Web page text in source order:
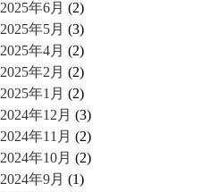
2025年6月 (2)
2025年5月 (3)
2025年4月 (2)
2025年2月 (2)
2025年1月 (2)
2024年12月 (3)
2024年11月 (2)
2024年10月 (2)
2024年9月 (1)